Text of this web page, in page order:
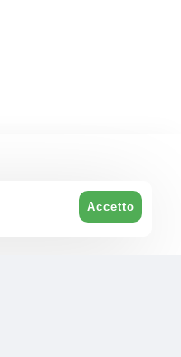
Accetto